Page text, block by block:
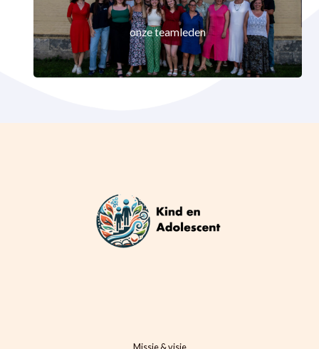
onze teamleden